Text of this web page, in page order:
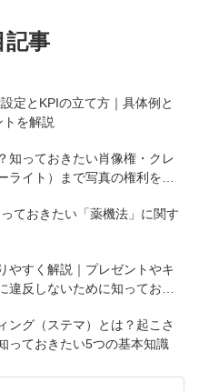
記事
定とKPIの立て方｜具体例と
を解説
知っておきたい肖像権・クレ
ライト）まで写真の権利を解
ておきたい「薬機法」に関す
やすく解説｜プレゼントやキ
違反しないために知っておく
ング（ステマ）とは？起こさ
っておきたい5つの基本知識